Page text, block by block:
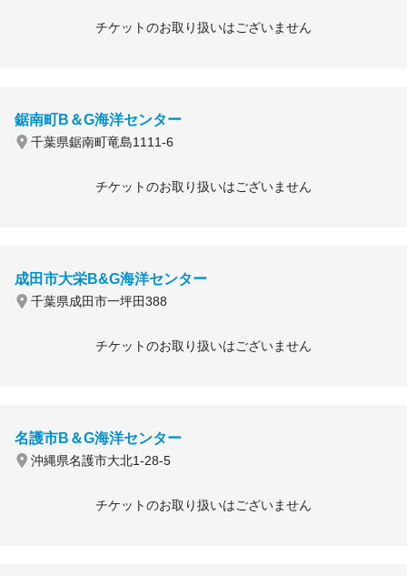
チケットのお取り扱いはございません
鋸南町B＆G海洋センター
千葉県鋸南町竜島1111-6
チケットのお取り扱いはございません
成田市大栄B&G海洋センター
千葉県成田市一坪田388
チケットのお取り扱いはございません
名護市B＆G海洋センター
沖縄県名護市大北1-28-5
チケットのお取り扱いはございません